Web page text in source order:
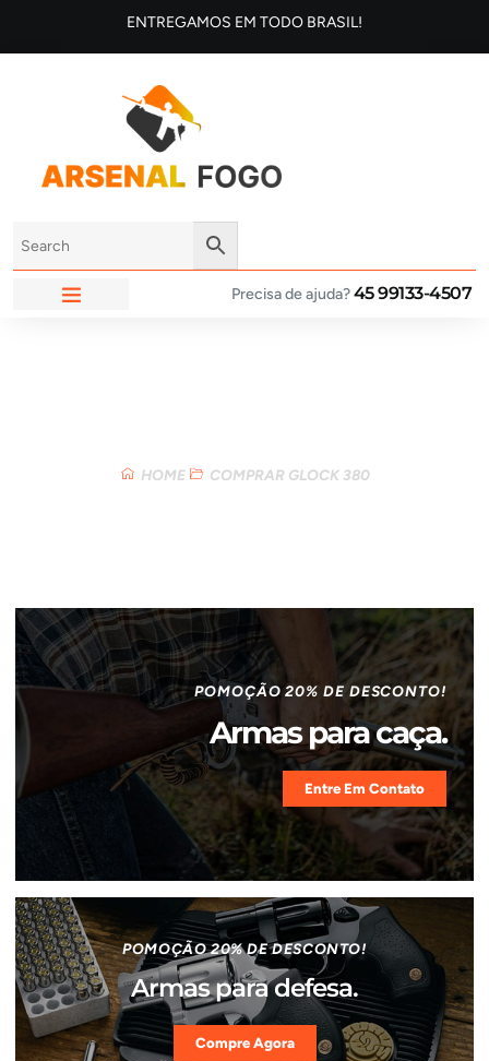
ENTREGAMOS EM TODO BRASIL!
Precisa de ajuda?45 99133-4507
HOME COMPRAR GLOCK 380
POMOÇÃO 20% DE DESCONTO!
Armas para caça.
Entre Em Contato
POMOÇÃO 20% DE DESCONTO!
Armas para defesa.
Compre Agora